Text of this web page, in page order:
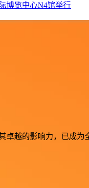
博览中心N4馆举行
卓越的影响力，已成